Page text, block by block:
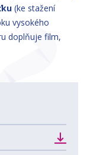
(ke stažení
vysokého
doplňuje film,